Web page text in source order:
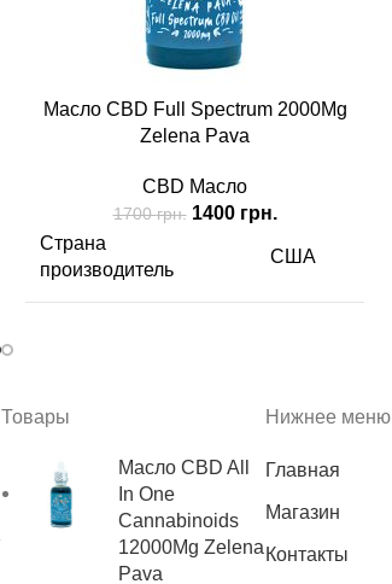
Масло CBD Full Spectrum 2000Mg
Zelena Pava
CBD Масло
1700грн. Первоначальная
составляла
1400 грн.
1400 грн..
Страна
производитель
США
Вид Масло
Содержимого
Одна порция
содержит
44 мг
Товары
Масло CBD All
In One
Cannabinoids
12000Mg Zelena
Pava
Нижнее меню
Главная
Магазин
Контакты